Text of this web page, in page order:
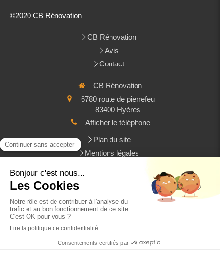
©2020 CB Rénovation
CB Rénovation
Avis
Contact
CB Rénovation
6780 route de pierrefeu
83400 Hyères
Afficher le téléphone
Plan du site
Mentions légales
Rénovation de toiture, amiante, couverture, ravalement de
façades, sur-élévation de toiture, charpente
Demander un devis
Création et référencement du site par Simplébo